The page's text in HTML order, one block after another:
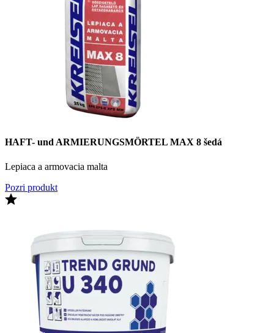
HAFT- und ARMIERUNGSMÖRTEL MAX 8 šedá
Lepiaca a armovacia malta
Pozri produkt